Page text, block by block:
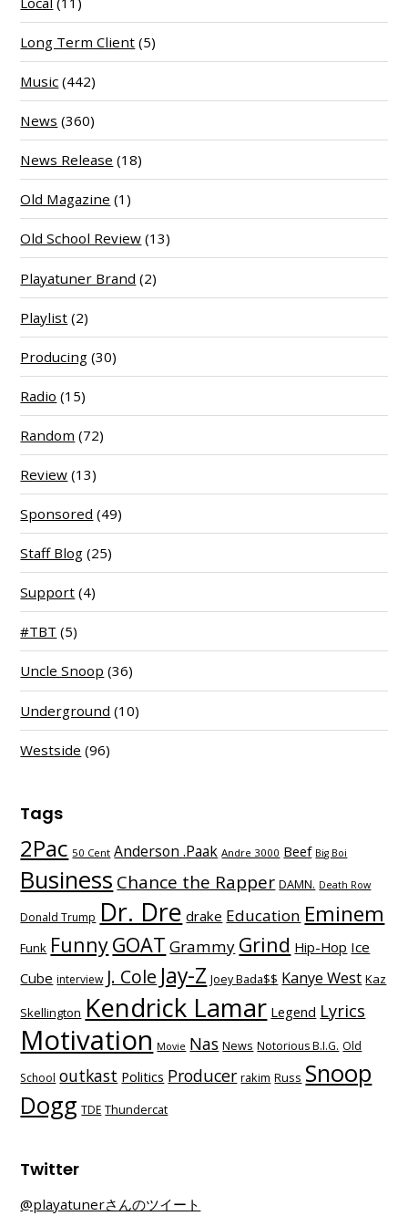
Long Term Client (5)
Music (442)
News (360)
News Release (18)
Old Magazine (1)
Old School Review (13)
Playatuner Brand (2)
Playlist (2)
Producing (30)
Radio (15)
Random (72)
Review (13)
Sponsored (49)
Staff Blog (25)
Support (4)
#TBT (5)
Uncle Snoop (36)
Underground (10)
Westside (96)
Tags
2Pac 50 Cent Anderson .Paak Andre 3000 Beef Big Boi
Business Chance the Rapper DAMN. Death Row
Donald Trump Dr. Dre drake Education Eminem
Funk FunnyGOAT Grammy Grind Hip-Hop Ice
Cube interview J. Cole Jay-Z Joey Bada$$ Kanye West Kaz
Skellington Kendrick Lamar Legend Lyrics
Motivation Movie Nas News Notorious B.I.G. Old
School outkast Politics Producer rakim Russ Snoop
Dogg TDE Thundercat
Twitter
@playatunerさんのツイート